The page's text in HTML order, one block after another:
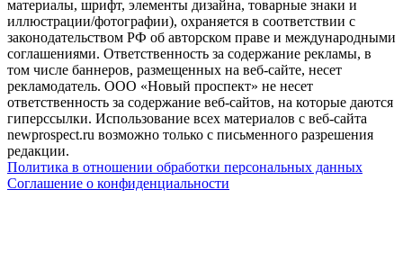
материалы, шрифт, элементы дизайна, товарные знаки и
иллюстрации/фотографии), охраняется в соответствии с
законодательством РФ об авторском праве и международными
соглашениями. Ответственность за содержание рекламы, в
том числе баннеров, размещенных на веб-сайте, несет
рекламодатель. ООО «Новый проспект» не несет
ответственность за содержание веб-сайтов, на которые даются
гиперссылки. Использование всех материалов с веб-сайта
newprospect.ru возможно только с письменного разрешения
редакции.
Политика в отношении обработки персональных данных
Соглашение о конфиденциальности